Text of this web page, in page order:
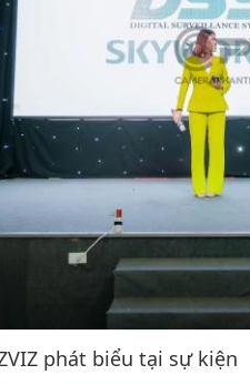
phát biểu tại sự kiện